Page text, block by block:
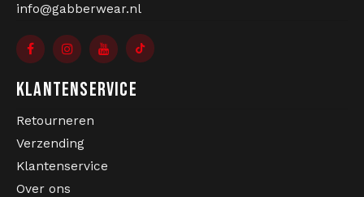
info@gabberwear.nl
KLANTENSERVICE
Retourneren
Verzending
Klantenservice
Over ons